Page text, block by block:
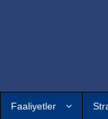
Faaliyetler